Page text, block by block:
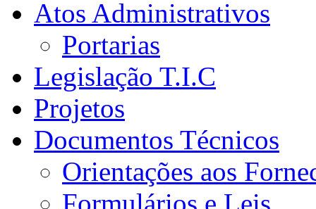
Atos Administrativos
Portarias
Legislação T.I.C
Projetos
Documentos Técnicos
Orientações aos